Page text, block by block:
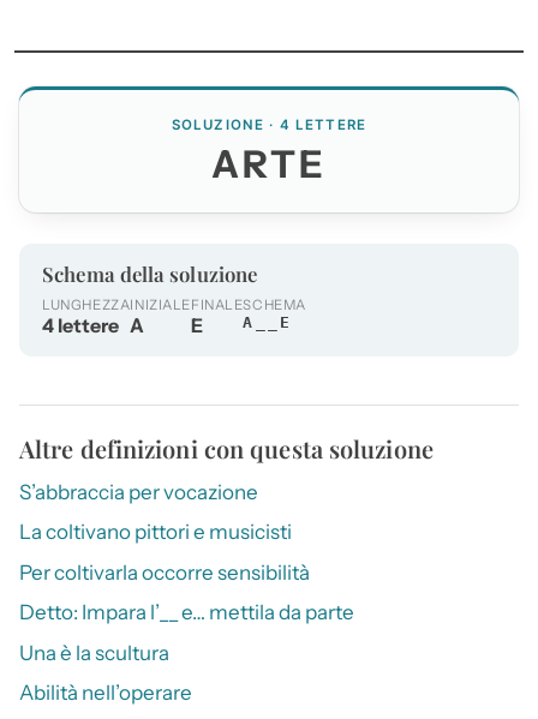
SOLUZIONE · 4 LETTERE
ARTE
Schema della soluzione
LUNGHEZZA
4 lettere
INIZIALE
A
FINALE
E
SCHEMA
A__E
Altre definizioni con questa soluzione
S’abbraccia per vocazione
La coltivano pittori e musicisti
Per coltivarla occorre sensibilità
Detto: Impara l’__ e… mettila da parte
Una è la scultura
Abilità nell’operare